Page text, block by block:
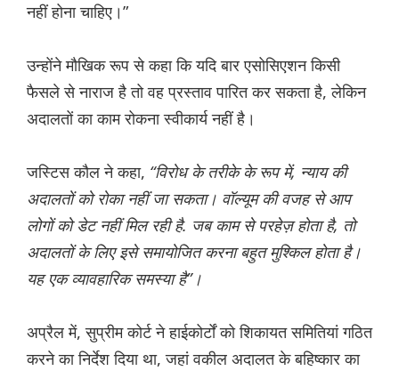
नहीं होना चाहिए।”
उन्होंने मौखिक रूप से कहा कि यदि बार एसोसिएशन किसी
फैसले से नाराज है तो वह प्रस्ताव पारित कर सकता है, लेकिन
अदालतों का काम रोकना स्वीकार्य नहीं है।
जस्टिस कौल ने कहा, “विरोध के तरीके के रूप में, न्याय की
अदालतों को रोका नहीं जा सकता। वॉल्यूम की वजह से आप
लोगों को डेट नहीं मिल रही है. जब काम से परहेज़ होता है, तो
अदालतों के लिए इसे समायोजित करना बहुत मुश्किल होता है।
यह एक व्यावहारिक समस्या है”।
अप्रैल में, सुप्रीम कोर्ट ने हाईकोर्टों को शिकायत समितियां गठित
करने का निर्देश दिया था, जहां वकील अदालत के बहिष्कार का